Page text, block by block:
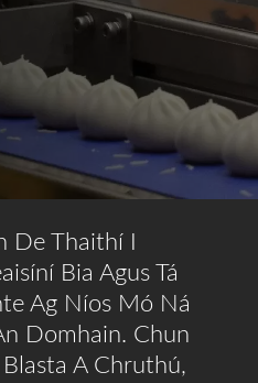
De Thaithí I
Bia Agus Tá
Ag Níos Mó Ná
Domhain. Chun
A Chruthú,